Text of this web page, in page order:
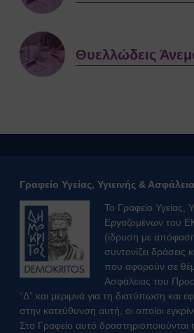
Θυελλώδεις
Γραφείο Υγείας, Υγιεινής &
Το Γραφείο Υγείας,
Εργαζομένων του
(ίδρυση με
συντονίζει δράσεις
που αφορούν σε
Ασφάλειας του
“Δ” και μεριμνά για τη διατύπωση και
στην κατεύθυνση αυτή, οι οποίοι
Στο Γραφείο αυτό δραστηριοποιούνται